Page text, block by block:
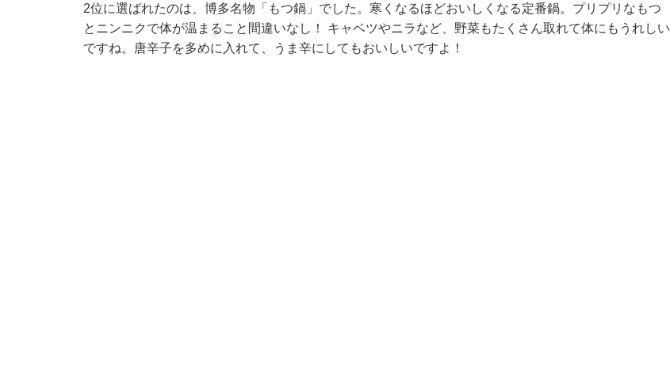
2位に選ばれたのは、博多名物「もつ鍋」でした。寒くなるほどおいしくなる定番鍋。プリプリなもつ
とニンニクで体が温まること間違いなし！ キャベツやニラなど、野菜もたくさん取れて体にもうれしい
ですね。唐辛子を多めに入れて、うま辛にしてもおいしいですよ！